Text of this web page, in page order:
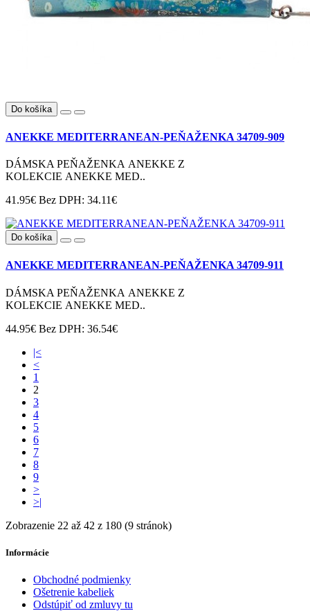
Do košíka
ANEKKE MEDITERRANEAN-PEŇAŽENKA 34709-909
DÁMSKA PEŇAŽENKA ANEKKE Z
KOLEKCIE ANEKKE MED..
41.95€ Bez DPH: 34.11€
Do košíka
ANEKKE MEDITERRANEAN-PEŇAŽENKA 34709-911
DÁMSKA PEŇAŽENKA ANEKKE Z
KOLEKCIE ANEKKE MED..
44.95€ Bez DPH: 36.54€
|<
<
1
2
3
4
5
6
7
8
9
>
>|
Zobrazenie 22 až 42 z 180 (9 stránok)
Informácie
Obchodné podmienky
Ošetrenie kabeliek
Odstúpiť od zmluvy tu